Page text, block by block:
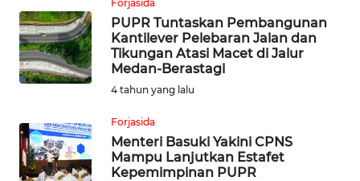
Forjasida
PUPR Tuntaskan Pembangunan
Kantilever Pelebaran Jalan dan
Tikungan Atasi Macet di Jalur
Medan-Berastagi
4 tahun yang lalu
Forjasida
Menteri Basuki Yakini CPNS
Mampu Lanjutkan Estafet
Kepemimpinan PUPR
JURNAL
MARITIM
BERKAT
NEWS